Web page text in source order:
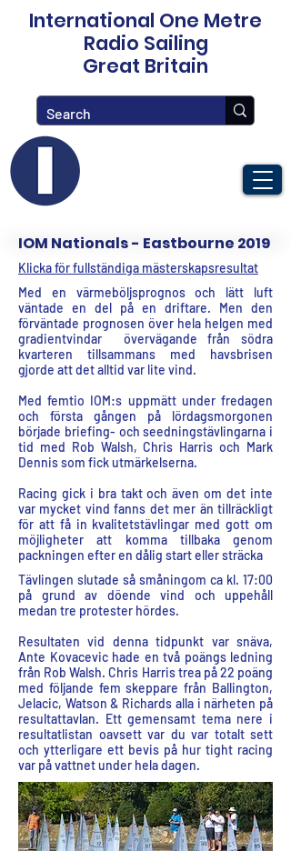
International One Metre
Radio Sailing
Great Britain
IOM Nationals - Eastbourne 2019
Klicka för fullständiga mästerskapsresultat
Med en värmeböljsprognos och lätt luft
väntade en del på en driftare. Men den
förväntade prognosen över hela helgen med
gradientvindar övervägande från södra
kvarteren tillsammans med havsbrisen
gjorde att det alltid var lite vind.
Med femtio IOM:s uppmätt under fredagen
och första gången på lördagsmorgonen
började briefing- och seedningstävlingarna i
tid med Rob Walsh, Chris Harris och Mark
Dennis som fick utmärkelserna.
Racing gick i bra takt och även om det inte
var mycket vind fanns det mer än tillräckligt
för att få in kvalitetstävlingar med gott om
möjligheter att komma tillbaka genom
packningen efter en dålig start eller sträcka
Tävlingen slutade så småningom ca kl. 17:00
på grund av döende vind och uppehåll
medan tre protester hördes.
Resultaten vid denna tidpunkt var snäva,
Ante Kovacevic hade en två poängs ledning
från Rob Walsh. Chris Harris trea på 22 poäng
med följande fem skeppare från Ballington,
Jelacic, Watson & Richards alla i närheten på
resultattavlan. Ett gemensamt tema nere i
resultatlistan oavsett var du var totalt sett
och ytterligare ett bevis på hur tight racing
var på vattnet under hela dagen.